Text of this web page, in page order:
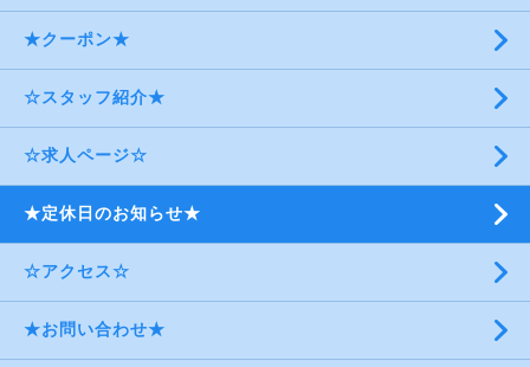
★クーポン★
☆スタッフ紹介★
☆求人ページ☆
★定休日のお知らせ★
☆アクセス☆
★お問い合わせ★